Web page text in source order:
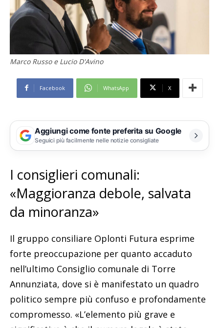
Marco Russo e Lucio D'Avino
Facebook WhatsApp X
Aggiungi come fonte preferita su Google
Seguici più facilmente nelle notizie consigliate
I consiglieri comunali:
«Maggioranza debole, salvata
da minoranza»
Il gruppo consiliare Oplonti Futura esprime
forte preoccupazione per quanto accaduto
nell’ultimo Consiglio comunale di Torre
Annunziata, dove si è manifestato un quadro
politico sempre più confuso e profondamente
compromesso. «L’elemento più grave e